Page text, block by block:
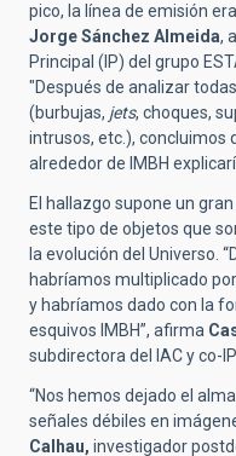
pico, la línea de emisión
Jorge Sánchez Almeida,
Principal (IP) del grupo
"Después de analizar
(burbujas, jets, choques,
intrusos, etc.), concluimos
alrededor de IMBH
El hallazgo supone un
este tipo de objetos que
la evolución del Universo.
habríamos multiplicado
y habríamos dado con la
esquivos IMBH”, afirma
subdirectora del IAC y co-
“Nos hemos dejado el
señales débiles en
Calhau, investigador